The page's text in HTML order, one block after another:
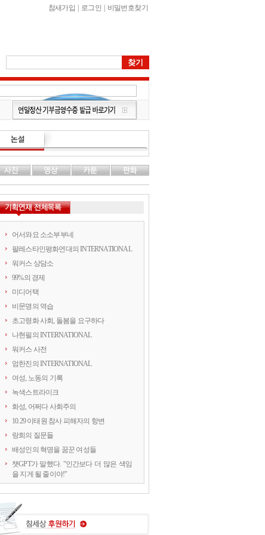
참새가입 로그인 비밀번호찾기
어서와요 소소부부네
팔레스타인평화연대의 INTERNATIONAL
워커스 상담소
99%의 경제
미디어택
비문명의 역습
초고령화 사회, 돌봄을 요구하다
나현필의 INTERNATIONAL
워커스 사전
엄한진의 INTERNATIONAL
여성, 노동의 기록
녹색스트라이크
화성, 어쩌다 사회주의
10.29 이태원 참사 피해자의 항변
랑희의 질문들
배성인의 혁명을 꿈꾼 여성들
챗GPT가 말했다. "인간보다 더 많은 색임
을 지게 될 줄이야!"
약속의 8회, 위기를 돌려세우는 녹색 스트
라이크
양지로 떠오른 국정원, 이적異的 행위의